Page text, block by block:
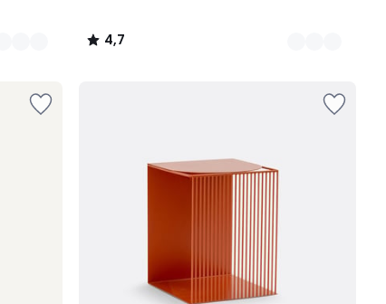
4,7
/